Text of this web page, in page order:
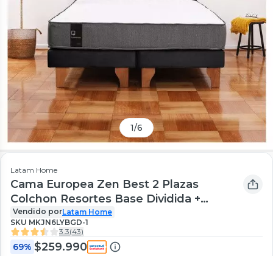
1/6
Latam Home
Cama Europea Zen Best 2 Plazas
Colchon Resortes Base Dividida +
Respaldo Tela Negro
Vendido porLatam Home
SKU MKJN6LYBGD-1
3.3(43)
69% $259.990